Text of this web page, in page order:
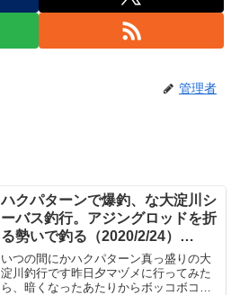
管理者
ハクパターンで爆釣、な大淀川シ
ーバス釣行。アジングロッドを折
る勢いで釣る（2020/2/24）
【2020年2月釣行】
いつの間にかハクパターン真っ盛りの大
淀川釣行です昨日夕マヅメに行ってみた
ら、暗くなったあたりからボッコボコに